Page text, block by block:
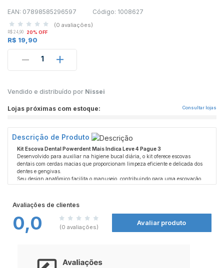
EAN: 07898585296597 Código: 1008627
(0 avaliações)
R$ 24,90 20% OFF
R$ 19,90
1
Vendido e distribuído por Nissei
Lojas próximas com estoque: Consultar lojas
Descrição de Produto
Kit Escova Dental Powerdent Mais Indica Leve 4 Pague 3
Desenvolvido para auxiliar na higiene bucal diária, o kit oferece escovas
dentais com cerdas macias que proporcionam limpeza eficiente e delicada dos
dentes e gengivas.
Seu design anatômico facilita o manuseio, contribuindo para uma escovação
mais confortável e eficaz no dia a dia. Ideal para toda a família, garante
cuidados bucais sempre completa.
Precauções:
Uso individual. Recomenda-se a troca da escova a cada 3 meses ou conforme
Avaliações de clientes
0,0 (0 avaliações)
Avaliar produto